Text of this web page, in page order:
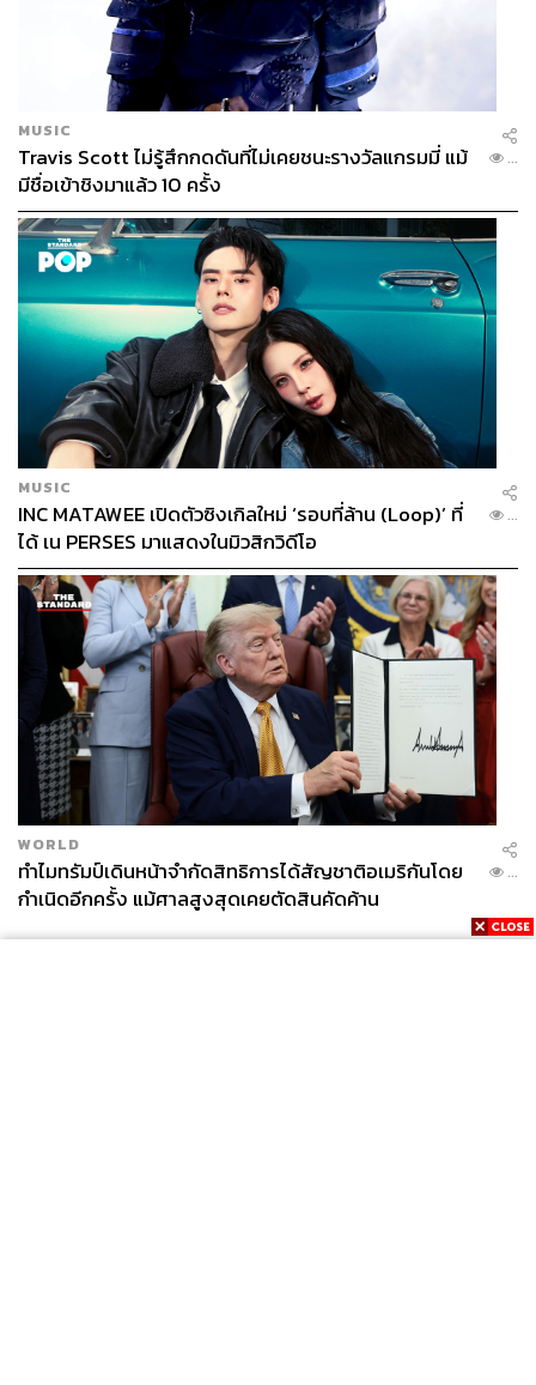
191
ABOUT THE AUTHOR
THE STANDARD TEAM
กองบรรณาธิการ THE STANDARD
MUSIC
Travis Scott ไม่รู้สึกกดดันที่ไม่เคยชนะรางวัลแกรมมี่ แม้
มีชื่อเข้าชิงมาแล้ว 10 ครั้ง
...
MUSIC
INC MATAWEE เปิดตัวซิงเกิลใหม่ ‘รอบที่ล้าน (Loop)’ ที่
ได้ เน PERSES มาแสดงในมิวสิกวิดีโอ
...
WORLD
ทำไมทรัมป์เดินหน้าจำกัดสิทธิการได้สัญชาติอเมริกันโดย
กำเนิดอีกครั้ง แม้ศาลสูงสุดเคยตัดสินคัดค้าน
...